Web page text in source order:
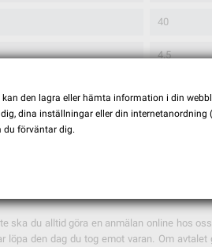
40
4.5
ska du alltid göra en anmälan online hos
den dag du tog emot varan. Om
den lagra eller hämta information i din
dina inställningar eller din
du förväntar dig.